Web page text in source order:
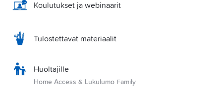
Koulutukset ja webinaarit
Tulostettavat materiaalit
Huoltajille
Home Access & Lukulumo Family